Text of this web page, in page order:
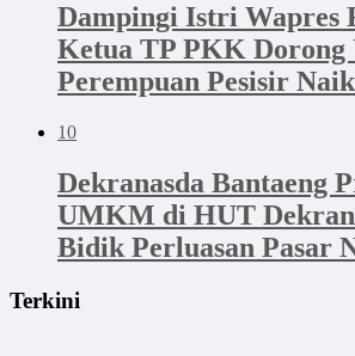
Dampingi Istri Wapres
Ketua TP PKK
Perempuan Pesisir
10
Dekranasda Bantaeng
UMKM di HUT
Bidik Perluasan Pasar
Terkini